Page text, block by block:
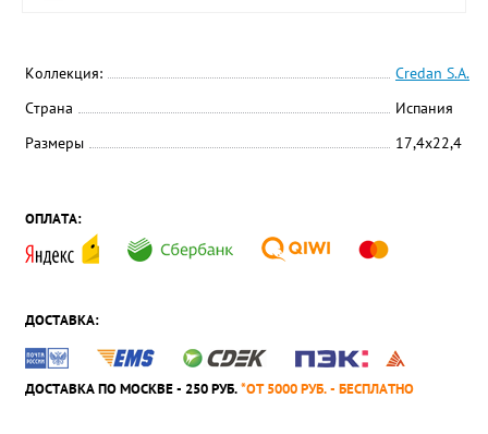
Коллекция:
Credan S.A.
Страна
Испания
Размеры
17,4x22,4
ОПЛАТА:
ДОСТАВКА:
ДОСТАВКА ПО МОСКВЕ - 250 РУБ.*ОТ 5000 РУБ. - БЕСПЛАТНО